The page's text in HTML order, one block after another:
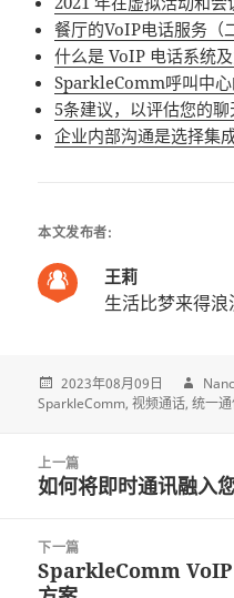
餐厅的VoIP电话服务（
什么是 VoIP 电话系统
SparkleComm呼叫中
5条建议，以评估您的
企业内部沟通是选择集
本文发布者:
王莉
生活比梦来得浪
2023年08月09日
SparkleComm 视频通话 统一
navigation
上一篇
上
篇
文
章:
如何将即时通讯融入
下一篇
下
SparkleComm VoIP